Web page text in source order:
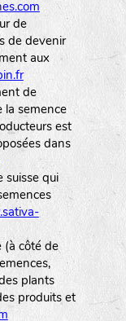
de
de devenir
aux
de
la semence
est
dans
suisse qui
(à côté de
plants
produits et